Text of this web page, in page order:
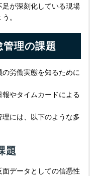
が深刻化している現場
う。
理の課題
労働実態を知るために
やタイムカードによる
には、以下のような多
題
データとしての信憑性